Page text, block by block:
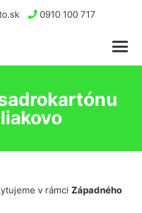
0910 100 717
v rámci Západného